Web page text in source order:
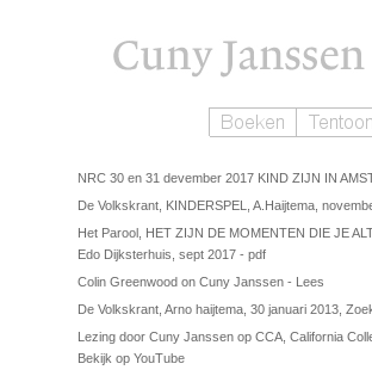
NRC 30 en 31 devember 2017 KIND ZIJN IN
De Volkskrant, KINDERSPEL, A.Haijtema,
Het Parool, HET ZIJN DE MOMENTEN DIE JE
Edo Dijksterhuis, sept 2017 - pdf
Colin Greenwood on Cuny Janssen - Lees
De Volkskrant, Arno haijtema, 30 januari 2013,
Lezing door Cuny Janssen op CCA, California
Bekijk op YouTube